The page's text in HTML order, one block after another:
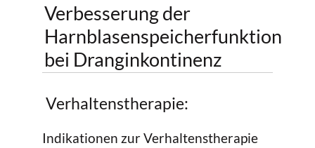
Verbesserung der
Harnblasenspeicherfunktion
bei Dranginkontinenz
Verhaltenstherapie:
Indikationen zur Verhaltenstherapie